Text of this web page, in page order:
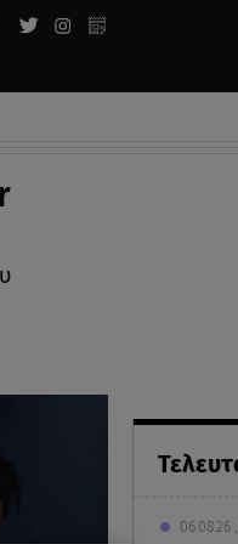
06.08.26 ,